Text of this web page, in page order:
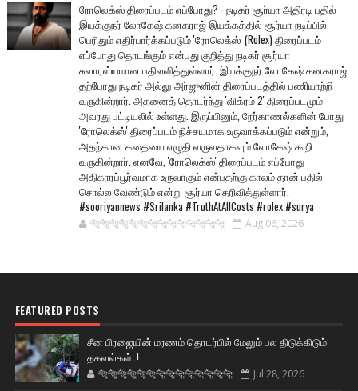
ரோலெக்ஸ் திரைப்படம் எப்போது? - நடிகர் சூர்யா அதிரடி பதில்
இயக்குநர் லோகேஷ் கனகராஜ் இயக்கத்தில் சூர்யா நடிப்பில்
பெரிதும் எதிர்பார்க்கப்படும் 'ரோலெக்ஸ்' (Rolex) திரைப்படம்
எப்போது தொடங்கும் என்பது குறித்து நடிகர் சூர்யா
சுவாரஸ்யமான பதிலளித்துள்ளார். இயக்குநர் லோகேஷ் கனகராஜ்
தற்போது நடிகர் அல்லு அர்ஜுனின் திரைப்படத்தில் பணியாற்றி
வருகின்றார். அதனைத் தொடர்ந்து 'விக்ரம் 2' திரைப்படமும்
அவரது பட்டியலில் உள்ளது. இருப்பினும், நேர்காணல்களின் போது
'ரோலெக்ஸ்' திரைப்படம் நிச்சயமாக உருவாக்கப்படும் என்றும்,
அதற்கான கதையை எழுதி வருவதாகவும் லோகேஷ் கூறி
வருகின்றார். எனவே, 'ரோலெக்ஸ்' திரைப்படம் எப்போது
அதிகாரப்பூர்வமாக உருவாகும் என்பதற்கு காலம் தான் பதில்
சொல்ல வேண்டும் என்று சூர்யா தெரிவித்துள்ளார்.
#sooriyannews #Srilanka #TruthAtAllCosts #rolex #surya
🐅🐅🐅🐅🐅🐅🐆🐆🐆🐆🐆🐆🐆🐆 Aug 06, 2026
FEATURED POSTS
சீன பிரஜையின் மரணம் தொடர்பில் மேலும் பல திடுக்கிடும்
தகவல்கள்..!
🐅🐅🐅🐅🐅🐅🐆🐆🐆🐆🐆🐆🐆🐆 Jul 28, 2026